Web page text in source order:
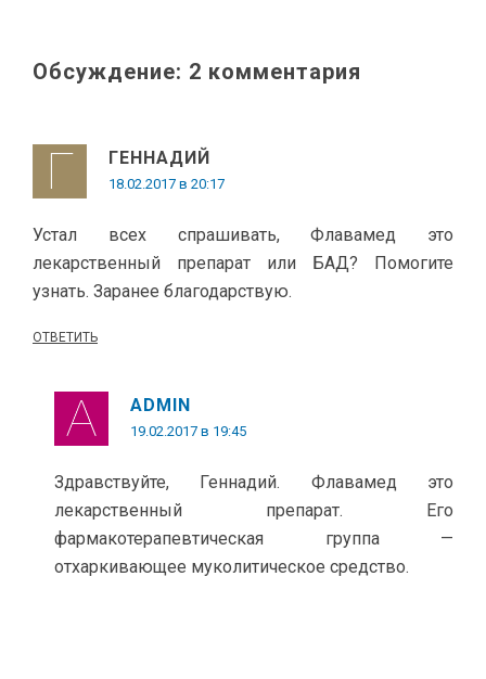
Обсуждение: 2 комментария
ГЕННАДИЙ
18.02.2017 в 20:17
Устал всех спрашивать, Флавамед это
лекарственный препарат или БАД? Помогите
узнать. Заранее благодарствую.
ОТВЕТИТЬ
ADMIN
19.02.2017 в 19:45
Здравствуйте, Геннадий. Флавамед это
лекарственный препарат. Его
фармакотерапевтическая группа —
отхаркивающее муколитическое средство.